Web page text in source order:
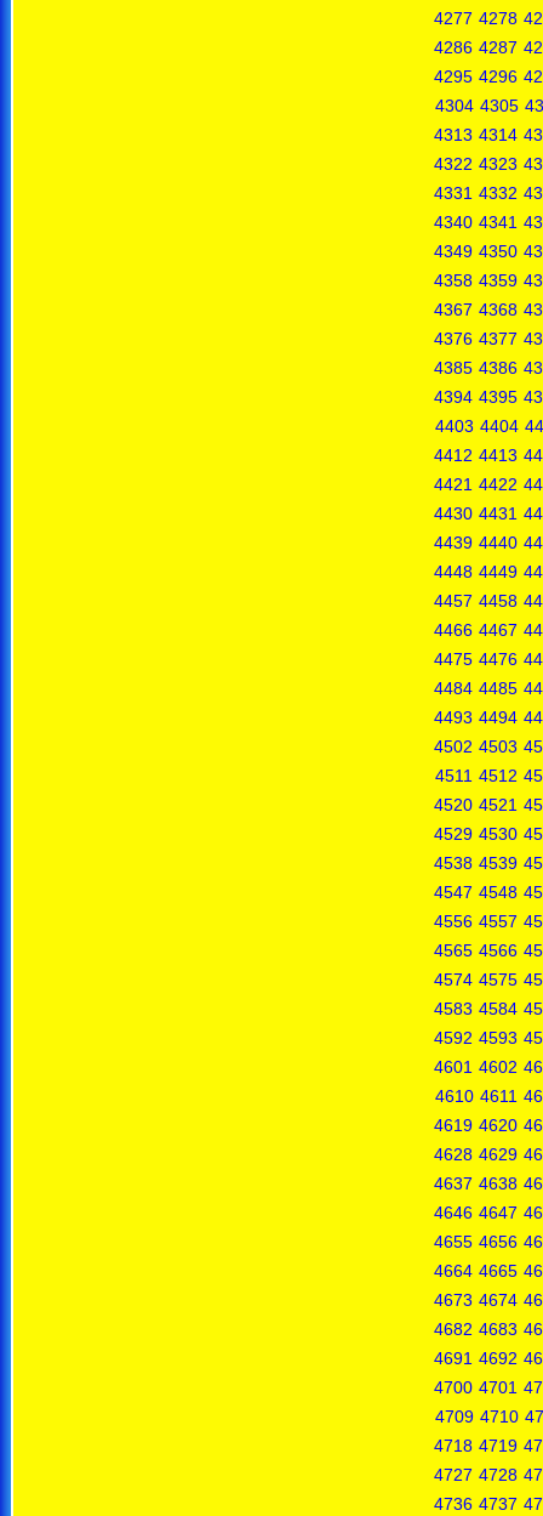
4277 4278
4286 4287
4295 4296
4304 4305
4313 4314
4322 4323
4331 4332
4340 4341
4349 4350
4358 4359
4367 4368
4376 4377
4385 4386
4394 4395
4403 4404
4412 4413
4421 4422
4430 4431
4439 4440
4448 4449
4457 4458
4466 4467
4475 4476
4484 4485
4493 4494
4502 4503
4511 4512
4520 4521
4529 4530
4538 4539
4547 4548
4556 4557
4565 4566
4574 4575
4583 4584
4592 4593
4601 4602
4610 4611
4619 4620
4628 4629
4637 4638
4646 4647
4655 4656
4664 4665
4673 4674
4682 4683
4691 4692
4700 4701
4709 4710
4718 4719
4727 4728
4736 4737